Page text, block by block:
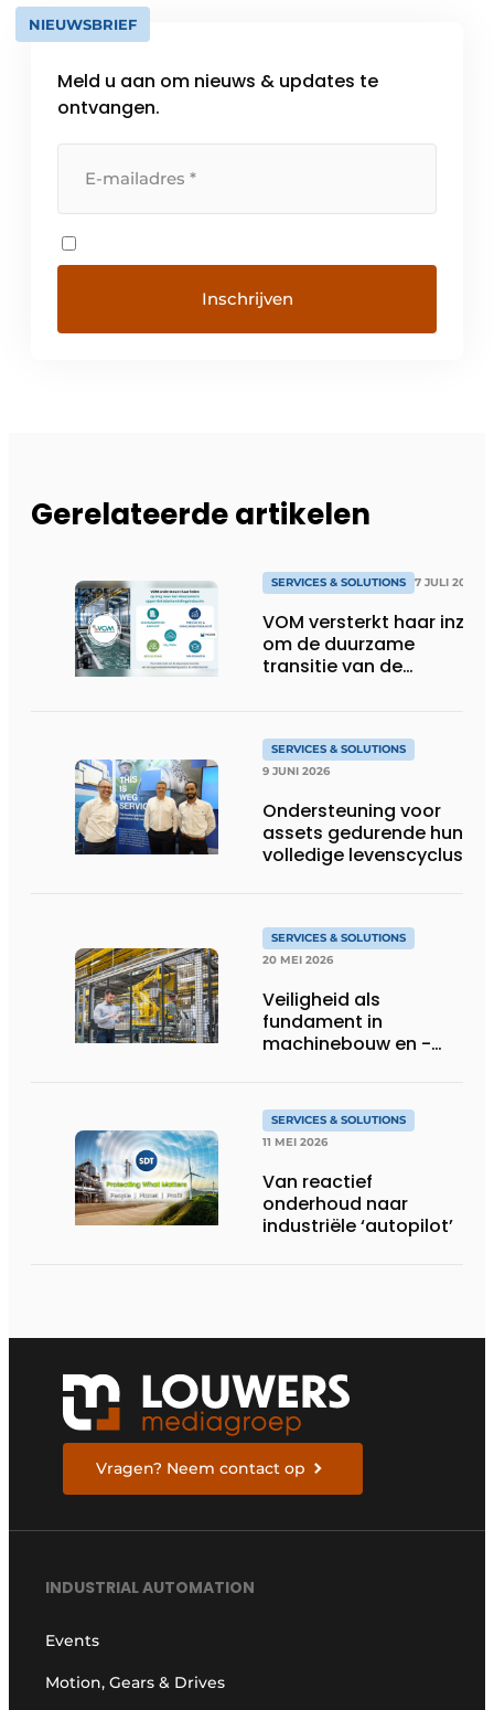
NIEUWSBRIEF
Meld u aan om nieuws & updates te
ontvangen.
Gerelateerde artikelen
SERVICES & SOLUTIONS 7 JULI 2026
VOM versterkt haar inzet
om de duurzame
transitie van de
SERVICES & SOLUTIONS
9 JUNI 2026
Ondersteuning voor
assets gedurende hun
volledige levenscyclus
SERVICES & SOLUTIONS
20 MEI 2026
Veiligheid als
fundament in
machinebouw en -
SERVICES & SOLUTIONS
11 MEI 2026
Van reactief
onderhoud naar
industriële ‘autopilot’
Vragen? Neem contact op
INDUSTRIAL AUTOMATION
Events
Motion, Gears & Drives